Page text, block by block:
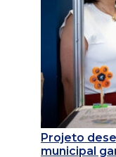
Projeto
municipal